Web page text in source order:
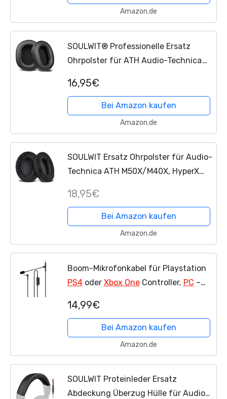
Amazon.de
SOULWIT® Professionelle Ersatz
Ohrpolster für ATH Audio-Technica
M50RD / M40X / M30x / M20x / MSR7
16,95€
Bei Amazon kaufen
Amazon.de
SOULWIT Ersatz Ohrpolster für Audio-
Technica ATH M50X/M40X, HyperX
Arctis 7/9X/Pro, Sony MDR 7506,
Turtle Beach Stealth...
18,95€
Bei Amazon kaufen
Amazon.de
Boom-Mikrofonkabel für Playstation
PS4oder Xbox OneController, PC –
kompatibel mit Audio Technica ATH-
M50x, ATH-M40x, ATH-M70x...
14,99€
Bei Amazon kaufen
Amazon.de
SOULWIT Proteinleder Ersatz
Abdeckung Überzug Hülle für Audio